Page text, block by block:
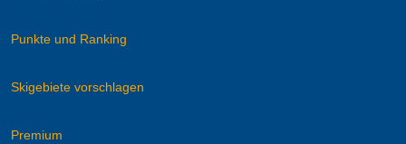
Punkte und Ranking
Skigebiete vorschlagen
Premium